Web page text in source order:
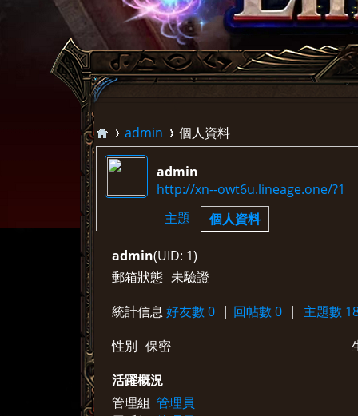
›
admin 個人資料
admin
http://xn--owt6u.lineage.one/?1
主題
個人資料
admin(UID: 1)
郵箱狀態 未驗證
統計信息 好友數 0 | 回帖數 0 |
主題數
性別 保密
活躍概況
管理組 管理員